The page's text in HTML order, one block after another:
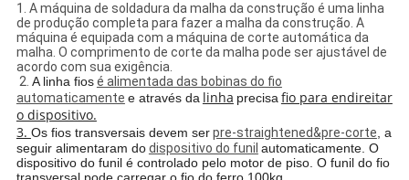
1. A máquina de soldadura da malha da construção é uma linha
de produção completa para fazer a malha da construção. A
máquina é equipada com a máquina de corte automática da
malha. O comprimento de corte da malha pode ser ajustável de
acordo com sua exigência.
2. A linha fiosé alimentada das bobinas do fio
automaticamente e através da linha precisafio para endireitar
o dispositivo.
3. Os fios transversais devem serpre-straightened&pre-corte, a
seguir alimentaram dodispositivo do funil automaticamente. O
dispositivo do funil é controlado pelo motor de piso. O funil do fio